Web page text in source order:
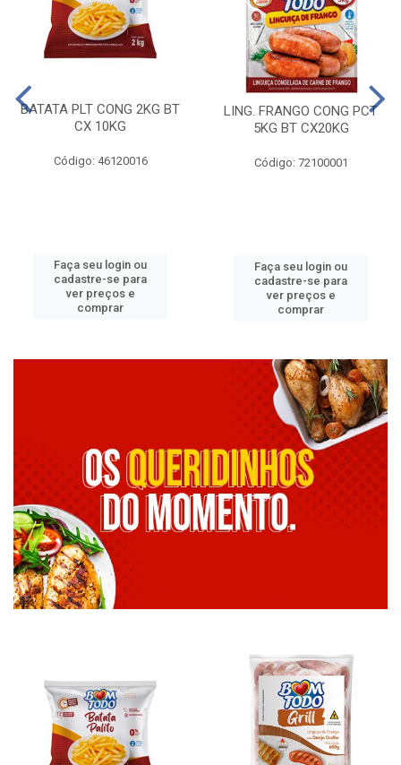
BATATA PLT CONG 2KG BT
CX 10KG
Código: 46120016
Faça seu login ou
cadastre-se para
ver preços e
comprar
LING. FRANGO CONG PCT
5KG BT CX20KG
Código: 72100001
Faça seu login ou
cadastre-se para
ver preços e
comprar